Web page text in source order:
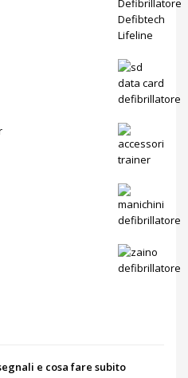
e cosa fare subito